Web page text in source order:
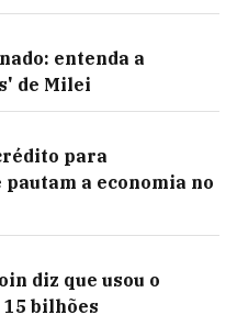
entenda a
de Milei
para
a economia no
diz que usou o
15 bilhões